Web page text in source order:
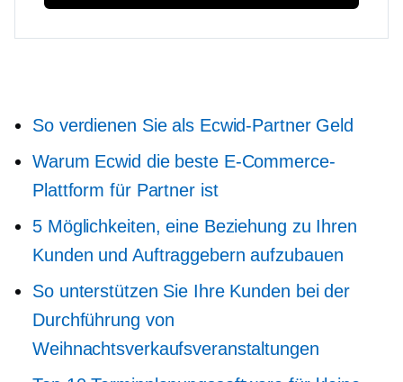
So verdienen Sie als Ecwid-Partner Geld
Warum Ecwid die beste E-Commerce-
Plattform für Partner ist
5 Möglichkeiten, eine Beziehung zu Ihren
Kunden und Auftraggebern aufzubauen
So unterstützen Sie Ihre Kunden bei der
Durchführung von
Weihnachtsverkaufsveranstaltungen